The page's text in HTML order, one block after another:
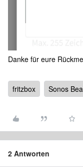
Danke für eure
fritzbox Sonos
2 Antworten